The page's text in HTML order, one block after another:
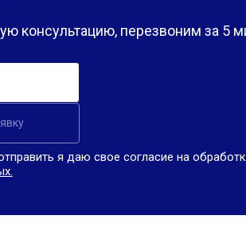
консультацию, перезвоним за 5
я даю свое согласие на